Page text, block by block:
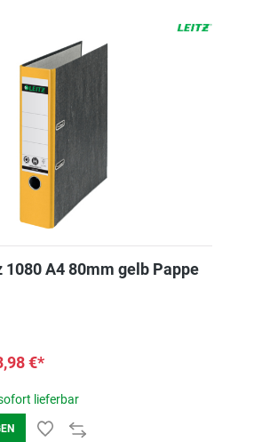
1080 A4 80mm gelb Pappe
€*
lieferbar